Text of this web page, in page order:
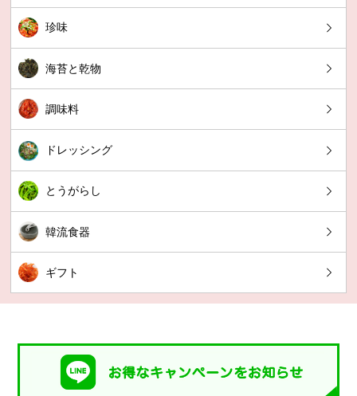
珍味
海苔と乾物
調味料
ドレッシング
とうがらし
韓流食器
ギフト